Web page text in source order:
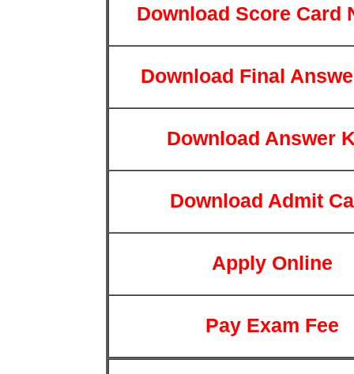
Download Score Card
Download Final
Download Answer
Download Admit
Apply Online
Pay Exam Fee